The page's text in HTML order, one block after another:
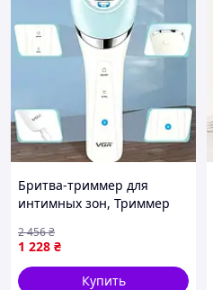
Бритва-триммер для
интимных зон, Триммер
Эпилятор с
водонепроницаемым
корпусом, FRC
1 228 ₴
2 456₴
Купить